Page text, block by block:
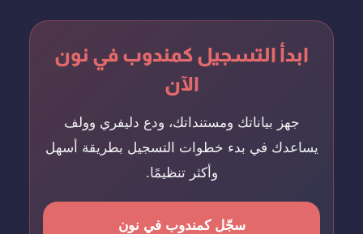
ابدأ التسجيل كمندوب في نون
الآن
جهز بياناتك ومستنداتك، ودع دليفري وولف
يساعدك في بدء خطوات التسجيل بطريقة أسهل
وأكثر تنظيمًا.
سجّل كمندوب في نون